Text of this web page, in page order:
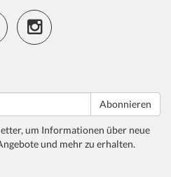
Abonnieren
um Informationen über neue
und mehr zu erhalten.